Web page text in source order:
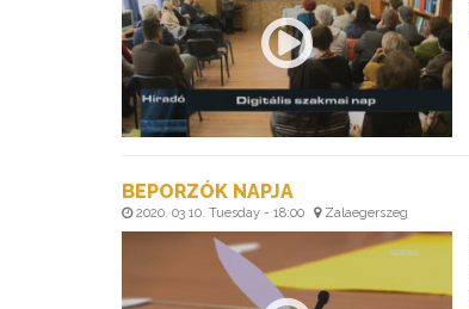
BEPORZÓK NAPJA
2020. 03 10. Tuesday - 18:00 Zalaegerszeg